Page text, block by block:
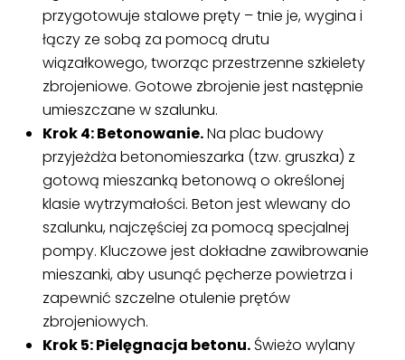
przygotowuje stalowe pręty – tnie je, wygina i
łączy ze sobą za pomocą drutu
wiązałkowego, tworząc przestrzenne szkielety
zbrojeniowe. Gotowe zbrojenie jest następnie
umieszczane w szalunku.
Krok 4: Betonowanie.Na plac budowy
przyjeżdża betonomieszarka (tzw. gruszka) z
gotową mieszanką betonową o określonej
klasie wytrzymałości. Beton jest wlewany do
szalunku, najczęściej za pomocą specjalnej
pompy. Kluczowe jest dokładne zawibrowanie
mieszanki, aby usunąć pęcherze powietrza i
zapewnić szczelne otulenie prętów
zbrojeniowych.
Krok 5: Pielęgnacja betonu. Świeżo wylany